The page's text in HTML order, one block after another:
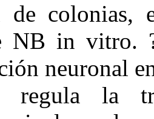
de colonias,
NB in vitro.
neuronal
regula la